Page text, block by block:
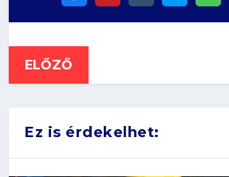
ELŐZŐ
Ez is érdekelhet: